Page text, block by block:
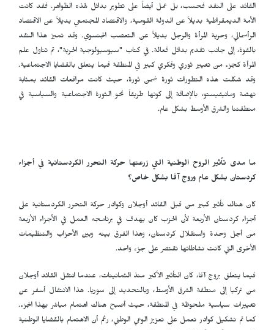
القائد على النقد فحسب، بل عمل أيضاً على تطوير بدائل لهذه الظواهر. فقد كانت
الأمة الديمقراطية بديلاً عن الدولة القومية، والاقتصاد المجتمعي بديلاً عن الاقتصاد
الرأسمالي، وحرية المرأة والرجل بديلاً عن التعصب الجنسوي. وقد تميز هذا النقد
بالقوة، إلى جانب تقديم بدائل فعالة. في كتاب "سيوسيولوجية الحرية"، تم تناول علم
المرأة كجزء من تغيير ثوري وفكري كبير في المنطقة فيما يتعلق بالقضايا الاجتماعية.
وقد شكلت هذه التطورات ثورة ضمن ثورة، حيث كانت مرافعات القائد بمثابة
نهضة ومانيفيستو، بالإضافة إلى كونها طريقاً نحو الثورة الاجتماعية والسياسية في
منطقتنا والشرق الأوسط بشكل عام.
ما مدى تأثير الروح الوطنية التي زرعتها حركة التحرر الكردستانية في أجزاء
كردستان بشكل عام وروج آفا بشكل خاص؟
كان هناك تأثير كبير من قبل القائد أوجلان وكوادر حركة التحرر الكردستانية على
أجزاء كردستان الأربعة لأن الحزب كان يهدف في برنامجه العمل في الأجزاء الأربعة
من أجل وحدة واستقلال كردستان، وهذا الفرق بينه وبين الأحزاب والتنظيمات
الأخرى التي كانت نشاطاتها تقتصر على جزء واحد.
فيما يتعلق بروج آفا، كان التأثير الأكبر منذ الثمانينات، عندما انتقل القائد أوجلان
من تركيا إلى منطقة الشرق الأوسط، وبالتحديد إلى سوريا. هذا الانتقال أسفر عن
تغييرات سياسية ملحوظة في المنطقة، حيث أصبح هناك اهتمام مباشر بهذا الجزء.
كما تم تشكيل كوادر تعمل على تعزيز الوعي الوطني، رغم أن الاهتمام بالقضايا الوطنية